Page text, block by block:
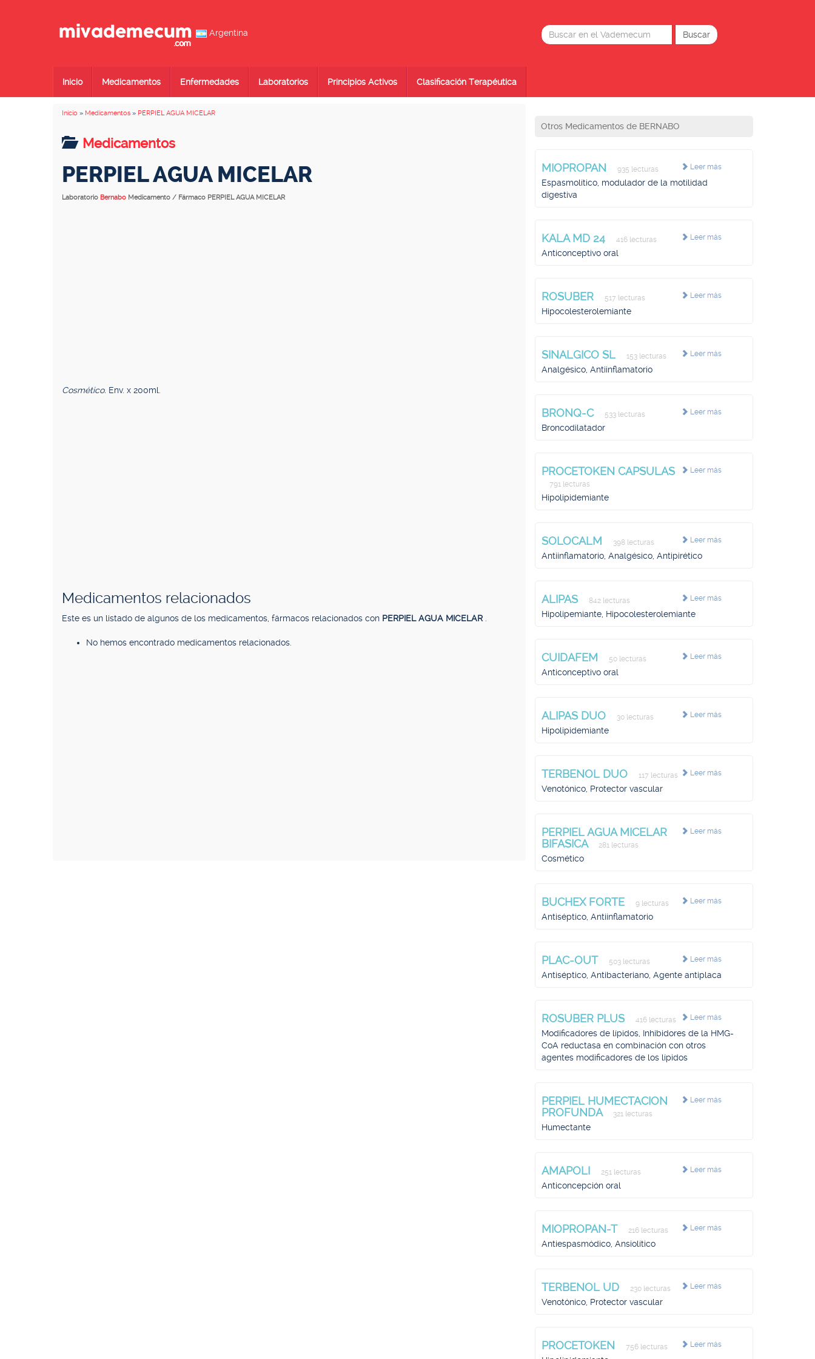
Argentina
Inicio Medicamentos Enfermedades Laboratorios Principios Activos Clasificación Terapéutica
Inicio » Medicamentos » PERPIEL AGUA MICELAR
Medicamentos
PERPIEL AGUA MICELAR
Laboratorio Bernabo Medicamento / Fármaco PERPIEL AGUA MICELAR
Cosmético. Env. x 200ml.
Medicamentos relacionados
Este es un listado de algunos de los medicamentos, fármacos relacionados con PERPIEL AGUA MICELAR
No hemos encontrado medicamentos relacionados.
Otros Medicamentos de BERNABO
Leer más
MIOPROPAN 935 lecturas
Espasmolítico, modulador de la motilidad
digestiva
Leer más
KALA MD 24 416 lecturas
Anticonceptivo oral
Leer más
ROSUBER 517 lecturas
Hipocolesterolemiante
Leer más
SINALGICO SL 153 lecturas
Analgésico, Antiinflamatorio
Leer más
BRONQ-C 533 lecturas
Broncodilatador
Leer más
PROCETOKEN CAPSULAS
791 lecturas
Hipolipidemiante
Leer más
SOLOCALM 398 lecturas
Antiinflamatorio, Analgésico, Antipirético
Leer más
ALIPAS 842 lecturas
Hipolipemiante, Hipocolesterolemiante
Leer más
CUIDAFEM 50 lecturas
Anticonceptivo oral
Leer más
ALIPAS DUO 30 lecturas
Hipolipidemiante
Leer más
TERBENOL DUO 117 lecturas
Venotónico, Protector vascular
Leer más
PERPIEL AGUA MICELAR
BIFASICA
281 lecturas
Cosmético
Leer más
BUCHEX FORTE 9 lecturas
Antiséptico, Antiinflamatorio
Leer más
PLAC-OUT 503 lecturas
Antiséptico, Antibacteriano, Agente antiplaca
Leer más
ROSUBER PLUS 416 lecturas
Modificadores de lípidos, Inhibidores de la HMG-
CoA reductasa en combinación con otros
agentes modificadores de los lípidos
Leer más
PERPIEL HUMECTACION
PROFUNDA
321 lecturas
Humectante
Leer más
AMAPOLI 251 lecturas
Anticoncepción oral
Leer más
MIOPROPAN-T 216 lecturas
Antiespasmódico, Ansiolítico
Leer más
TERBENOL UD 230 lecturas
Venotónico, Protector vascular
Leer más
PROCETOKEN 756 lecturas